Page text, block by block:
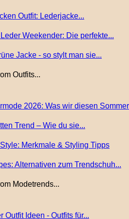
Outfit: Lederjacke...
Weekender: Die perfekte...
Jacke - so stylt man sie...
Outfits...
2026: Was wir diesen
Trend – Wie du sie...
Merkmale & Styling Tipps
Alternativen zum Trendschuh...
Modetrends...
Outfit Ideen - Outfits für...